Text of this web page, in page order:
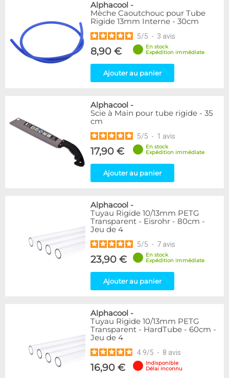
Alphacool -
Mèche Caoutchouc pour Tube
Rigide 13mm Interne - 30cm
5/5 - 3 avis
8,90 €
En stock
Expédition immédiate
Ajouter au panier
Alphacool -
Scie à Main pour tube rigide - 35
cm
5/5 - 1 avis
17,90 €
En stock
Expédition immédiate
Ajouter au panier
Alphacool -
Tuyau Rigide 10/13mm PETG
Transparent - Eisrohr - 80cm -
Jeu de 4
5/5 - 7 avis
23,90 €
En stock
Expédition immédiate
Ajouter au panier
Alphacool -
Tuyau Rigide 10/13mm PETG
Transparent - HardTube - 60cm -
Jeu de 4
4.9/5 - 8 avis
16,90 €
Indisponible
Délai inconnu